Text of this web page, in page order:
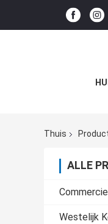
Thuis
ALLE
Westelijk